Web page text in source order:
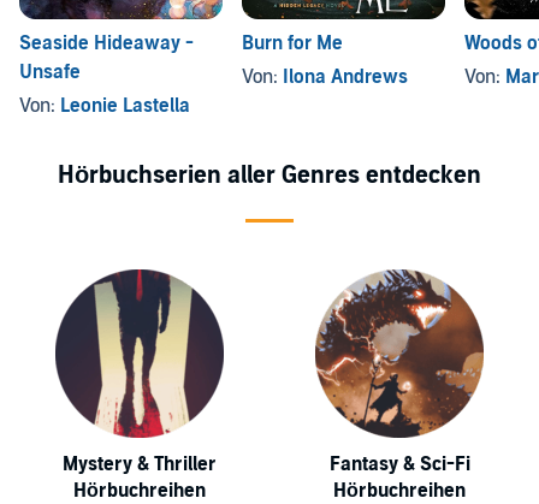
Seaside Hideaway -
Unsafe
Von: Leonie Lastella
Burn for Me
Von: Ilona Andrews
Woods
Von:
Hörbuchserien aller Genres entdecken
Mystery & Thriller
Hörbuchreihen
Fantasy & Sci-Fi
Hörbuchreihen